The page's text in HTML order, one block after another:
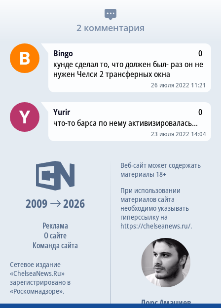
2 комментария
Bingo
0
кунде сделал то, что должен был- раз он не
нужен Челси 2 трансферных окна
26 июля 2022 11:21
Yurir
0
что-то барса по нему активизировалась...
23 июля 2022 14:04
2009 2026
Реклама
О сайте
Команда сайта
Сетевое издание
«ChelseaNews.Ru»
зарегистрировано в
«Роскомнадзоре».
Веб-сайт может содержать
материалы 18+
При использовании
материалов сайта
необходимо указывать
гиперссылку на
https://chelseanews.ru/.
Лорс Амачиев